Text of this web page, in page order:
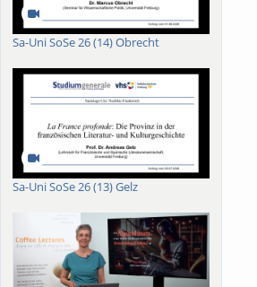
Sa-Uni SoSe 26 (14) Obrecht
Sa-Uni SoSe 26 (13) Gelz